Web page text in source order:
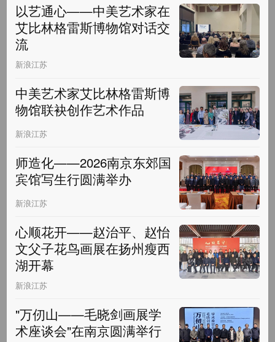
以艺通心——中美艺术家在
艾比林格雷斯博物馆对话交
流
新浪江苏
中美艺术家艾比林格雷斯博
物馆联袂创作艺术作品
新浪江苏
师造化——2026南京东郊国
宾馆写生行圆满举办
新浪江苏
心顺花开——赵治平、赵怡
文父子花鸟画展在扬州瘦西
湖开幕
新浪江苏
"万仞山——毛晓剑画展学
术座谈会"在南京圆满举行